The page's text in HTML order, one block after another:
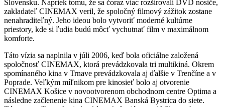
Slovensku. Napriek tomu, že sa čoraz viac rozširovali DVD nosiče,
zakladateľ CINEMAX veril, že spoločný filmový zážitok zostane
nenahraditeľný. Jeho ideou bolo vytvoriť moderné kultúrne
priestory, kde si ľudia budú môcť vychutnať film v maximálnom
komforte.
Táto vízia sa naplnila v júli 2006, keď bola oficiálne založená
spoločnosť CINEMAX, ktorá prevádzkovala tri multikiná. Okrem
spomínaného kina v Trnave prevádzkovala aj ďalšie v Trenčíne a v
Poprade. Veľkým míľnikom pre kinosieť bolo aj otvorenie
CINEMAX Košice v novootvorenom obchodnom centre Optima a
následne začlenenie kina CINEMAX Banská Bystrica do siete.